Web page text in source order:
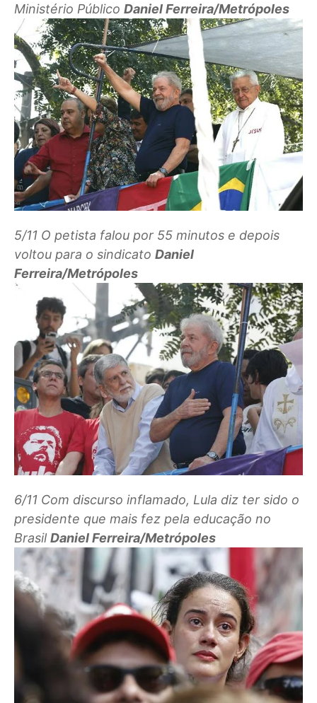
Ministério Público Daniel Ferreira/Metrópoles
5/11 O petista falou por 55 minutos e depois
voltou para o sindicato Daniel
Ferreira/Metrópoles
6/11 Com discurso inflamado, Lula diz ter sido o
presidente que mais fez pela educação no
Brasil Daniel Ferreira/Metrópoles